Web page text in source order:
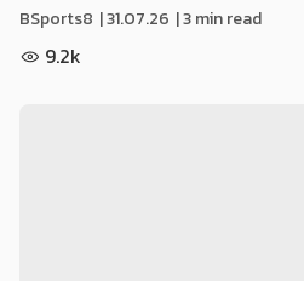
BSports8 |31.07.26 | 3 min read
9.2k